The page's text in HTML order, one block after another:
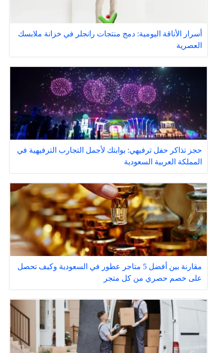
أسرار الأناقة اليومية: دمج منتجات رانجلر في خزانة ملابسك
العصرية
حجز تذاكر حفل ترفيهي: بوابتك لأجمل التجارب الترفيهية في
المملكة العربية السعودية
مقارنة بين أفضل 5 متاجر عطور في السعودية وكيف تحصل
على خصم حصري من كل متجر